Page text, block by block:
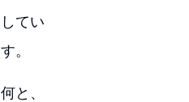
てい
。
と、